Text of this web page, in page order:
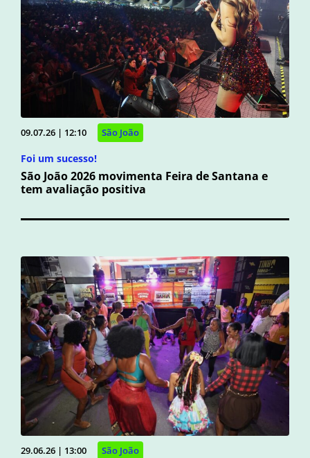
09.07.26 | 12:10 São João
Foi um sucesso!
São João 2026 movimenta Feira de Santana e
tem avaliação positiva
29.06.26 | 13:00 São João